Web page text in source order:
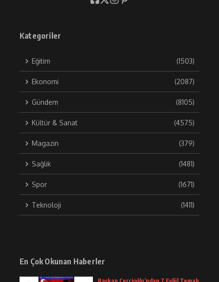
Kategoriler
Eğitim (1503)
Ekonomi (2087)
Gündem (8105)
Kültür & Sanat (4575)
Magazin (379)
Sağlık (1481)
Spor (1671)
Teknoloji (1411)
En Çok Okunan Haberler